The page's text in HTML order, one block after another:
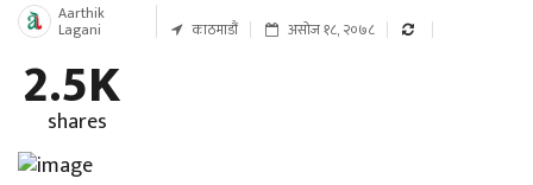
Aarthik
Lagani काठमाडौं असोज १८, २०७८
2.5K
shares